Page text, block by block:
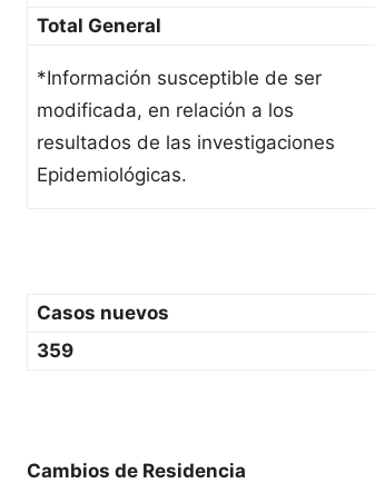
Total General
*Información susceptible de ser
modificada, en relación a los
resultados de las investigaciones
Epidemiológicas.
Casos nuevos
359
Cambios de Residencia